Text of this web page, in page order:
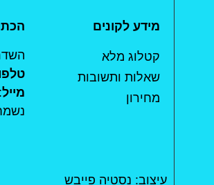
מידע לקונים
קטלוג מלא
שאלות ותשובות
מחירון
השדרה
מייל: mishkafaim.ad.habait@gmail.com
עיצוב: נסטיה פייבש